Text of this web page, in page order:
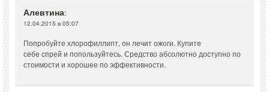
Алевтина:
12.04.2015 в 05:07
Попробуйте хлорофиллипт, он лечит ожоги. Купите
себе спрей и попользуйтесь. Средство абсолютно доступно по
стоимости и хорошее по эффективности.